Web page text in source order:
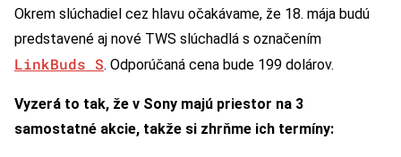
Okrem slúchadiel cez hlavu očakávame, že 18. mája budú
predstavené aj nové TWS slúchadlá s označením
LinkBuds S. Odporúčaná cena bude 199 dolárov.
Vyzerá to tak, že v Sony majú priestor na 3
samostatné akcie, takže si zhrňme ich termíny: